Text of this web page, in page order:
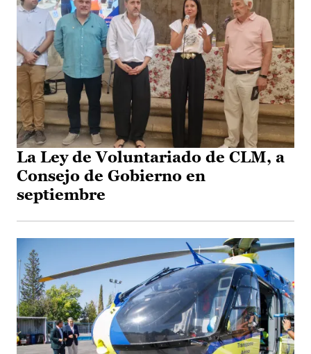
La Ley de Voluntariado de CLM, a
Consejo de Gobierno en
septiembre